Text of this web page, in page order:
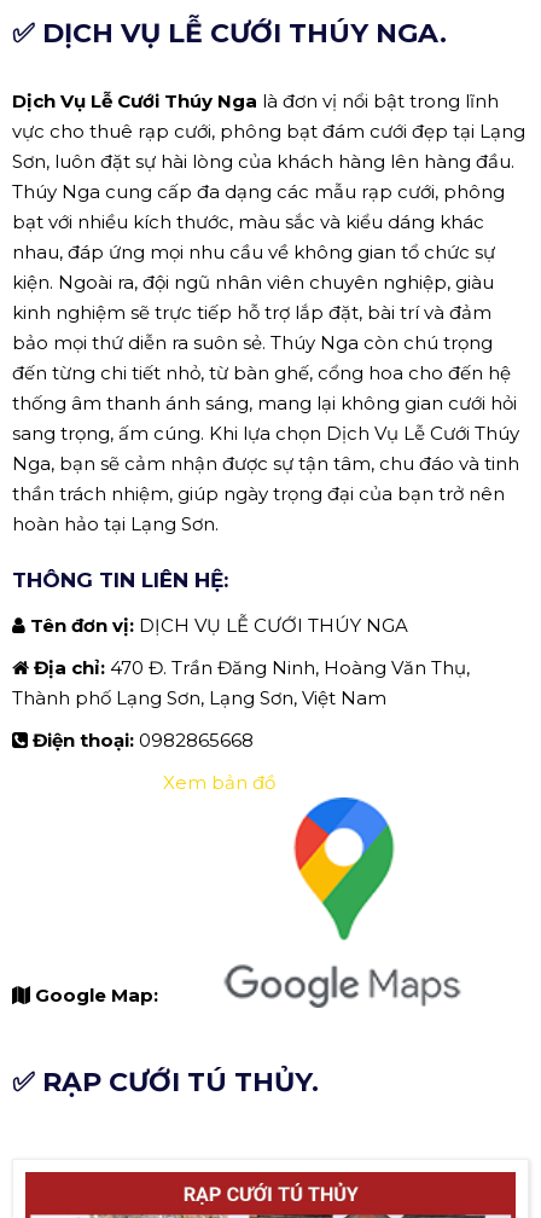
✅ DỊCH VỤ LỄ CƯỚI THÚY NGA.
Dịch Vụ Lễ Cưới Thúy Nga là đơn vị nổi bật trong lĩnh
vực cho thuê rạp cưới, phông bạt đám cưới đẹp tại Lạng
Sơn, luôn đặt sự hài lòng của khách hàng lên hàng đầu.
Thúy Nga cung cấp đa dạng các mẫu rạp cưới, phông
bạt với nhiều kích thước, màu sắc và kiểu dáng khác
nhau, đáp ứng mọi nhu cầu về không gian tổ chức sự
kiện. Ngoài ra, đội ngũ nhân viên chuyên nghiệp, giàu
kinh nghiệm sẽ trực tiếp hỗ trợ lắp đặt, bài trí và đảm
bảo mọi thứ diễn ra suôn sẻ. Thúy Nga còn chú trọng
đến từng chi tiết nhỏ, từ bàn ghế, cổng hoa cho đến hệ
thống âm thanh ánh sáng, mang lại không gian cưới hỏi
sang trọng, ấm cúng. Khi lựa chọn Dịch Vụ Lễ Cưới Thúy
Nga, bạn sẽ cảm nhận được sự tận tâm, chu đáo và tinh
thần trách nhiệm, giúp ngày trọng đại của bạn trở nên
hoàn hảo tại Lạng Sơn.
THÔNG TIN LIÊN HỆ:
Tên đơn vị: DỊCH VỤ LỄ CƯỚI THÚY NGA
Địa chỉ: 470 Đ. Trần Đăng Ninh, Hoàng Văn Thụ,
Thành phố Lạng Sơn, Lạng Sơn, Việt Nam
Điện thoại: 0982865668
Google Map:
Xem bản đồ
✅ RẠP CƯỚI TÚ THỦY.